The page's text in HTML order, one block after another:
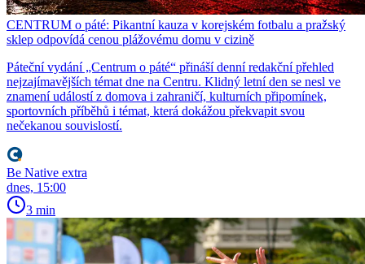
CENTRUM o páté: Pikantní kauza v korejském fotbalu a pražský
sklep odpovídá cenou plážovému domu v cizině
Páteční vydání „Centrum o páté“ přináší denní redakční přehled
nejzajímavějších témat dne na Centru. Klidný letní den se nesl ve
znamení událostí z domova i zahraničí, kulturních připomínek,
sportovních příběhů i témat, která dokážou překvapit svou
nečekanou souvislostí.
Be Native extra
dnes, 15:00
3 min